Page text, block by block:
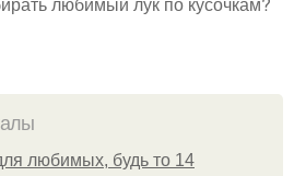
любимых, будь то 14